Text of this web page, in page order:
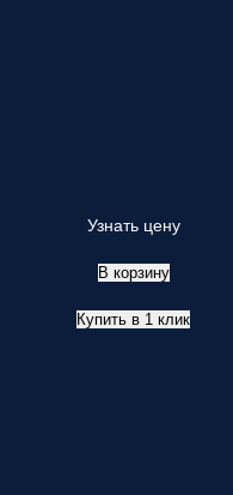
Узнать цену
В корзину
Купить в 1 клик